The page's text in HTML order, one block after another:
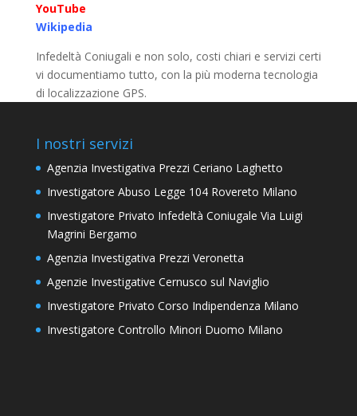
YouTube
Wikipedia
Infedeltà Coniugali e non solo, costi chiari e servizi certi
vi documentiamo tutto, con la più moderna tecnologia
di localizzazione GPS.
I nostri servizi
Agenzia Investigativa Prezzi Ceriano Laghetto
Investigatore Abuso Legge 104 Rovereto Milano
Investigatore Privato Infedeltà Coniugale Via Luigi
Magrini Bergamo
Agenzia Investigativa Prezzi Veronetta
Agenzie Investigative Cernusco sul Naviglio
Investigatore Privato Corso Indipendenza Milano
Investigatore Controllo Minori Duomo Milano